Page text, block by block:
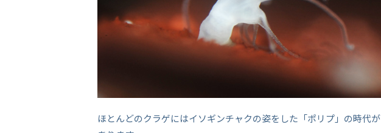
ほとんどのクラゲにはイソギンチャクの姿をした「ポリプ」の時代が